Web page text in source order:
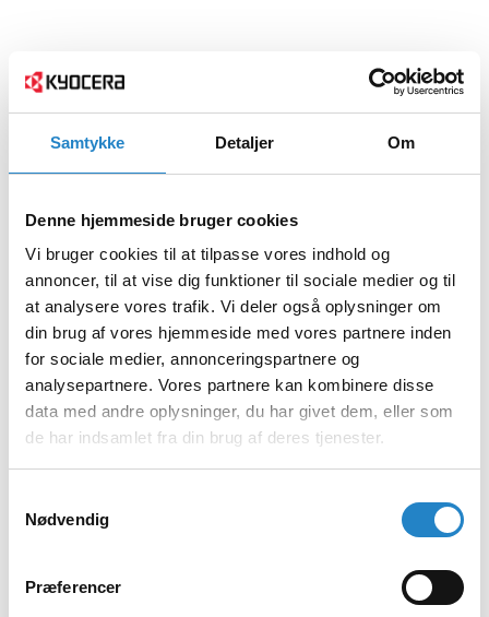
Samtykke Detaljer Om
Denne hjemmeside bruger cookies
Vi bruger cookies til at tilpasse vores indhold og
annoncer, til at vise dig funktioner til sociale medier og til
at analysere vores trafik. Vi deler også oplysninger om
din brug af vores hjemmeside med vores partnere inden
for sociale medier, annonceringspartnere og
analysepartnere. Vores partnere kan kombinere disse
data med andre oplysninger, du har givet dem, eller som
de har indsamlet fra din brug af deres tjenester.
Nødvendig
Præferencer